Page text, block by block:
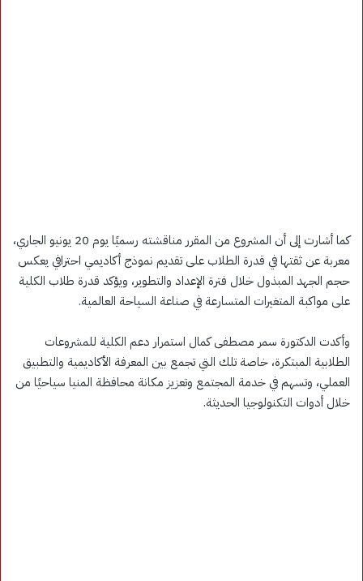
كما أشارت إلى أن المشروع من المقرر مناقشته رسميًا يوم 20 يونيو الجاري،
معربة عن ثقتها في قدرة الطلاب على تقديم نموذج أكاديمي احترافي يعكس
حجم الجهد المبذول خلال فترة الإعداد والتطوير، ويؤكد قدرة طلاب الكلية
على مواكبة المتغيرات المتسارعة في صناعة السياحة العالمية.
وأكدت الدكتورة سمر مصطفى كمال استمرار دعم الكلية للمشروعات
الطلابية المبتكرة، خاصة تلك التي تجمع بين المعرفة الأكاديمية والتطبيق
العملي، وتسهم في خدمة المجتمع وتعزيز مكانة محافظة المنيا سياحيًا من
خلال أدوات التكنولوجيا الحديثة.